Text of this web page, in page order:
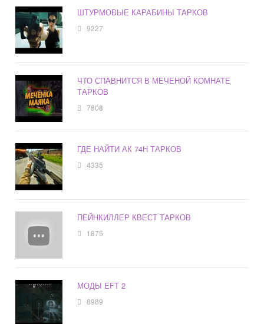
ШТУРМОВЫЕ КАРАБИНЫ ТАРКОВ
9227
ЧТО СПАВНИТСЯ В МЕЧЕНОЙ КОМНАТЕ
ТАРКОВ
7808
ГДЕ НАЙТИ АК 74Н ТАРКОВ
4335
ПЕЙНКИЛЛЕР КВЕСТ ТАРКОВ
1875
МОДЫ EFT 2
8989